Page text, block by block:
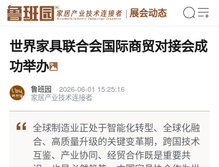
展会动态
世界家具联合会国际商贸对接会成
功举办
鲁班园
2026-06-01 15:25:16
家居产业技术连接者
全球制造业正处于智能化转型、全球化融
合、高质量升级的关键变革期，跨国技术
互鉴、产业协同、经贸合作既是重要共